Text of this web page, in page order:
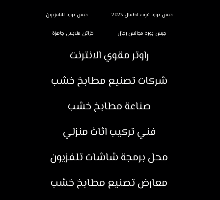
جبس بورد غرف اطفال 2023 جبس بورد للتلفزيون
جبس بورد مجالس رجال خزائن ملابس جاهزة
راوتر مقوي الانترنت
شركات تصنيع مطابخ خشب
صناعة مطابخ خشب
فني تركيب اثاث منزلي
محل برمجة شاشات تلفزيون
معارض تصنيع مطابخ خشب